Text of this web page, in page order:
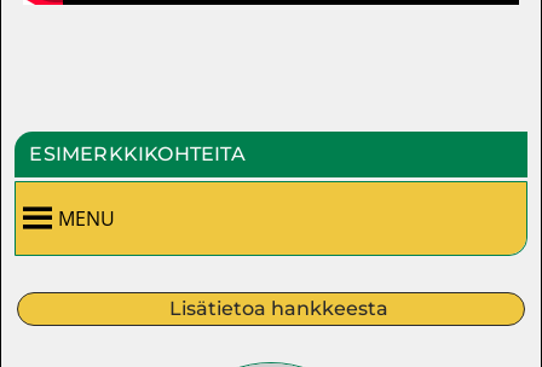
ESIMERKKIKOHTEITA
MENU
Lisätietoa hankkeesta